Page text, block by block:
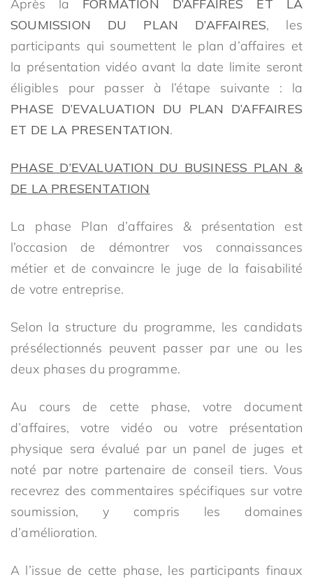
Après la FORMATION D’AFFAIRES ET LA
SOUMISSION DU PLAN D’AFFAIRES, les
participants qui soumettent le plan d’affaires et
la présentation vidéo avant la date limite seront
éligibles pour passer à l’étape suivante : la
PHASE D’EVALUATION DU PLAN D’AFFAIRES
ET DE LA PRESENTATION.
PHASE D’EVALUATION DU BUSINESS PLAN &
DE LA PRESENTATION
La phase Plan d’affaires & présentation est
l’occasion de démontrer vos connaissances
métier et de convaincre le juge de la faisabilité
de votre entreprise.
Selon la structure du programme, les candidats
présélectionnés peuvent passer par une ou les
deux phases du programme.
Au cours de cette phase, votre document
d’affaires, votre vidéo ou votre présentation
physique sera évalué par un panel de juges et
noté par notre partenaire de conseil tiers. Vous
recevrez des commentaires spécifiques sur votre
soumission, y compris les domaines
d’amélioration.
A l’issue de cette phase, les participants finaux